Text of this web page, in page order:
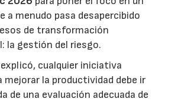
a menudo pasa desapercibido
de transformación
la gestión del riesgo.
cualquier iniciativa
mejorar la productividad debe ir
de una evaluación adecuada de